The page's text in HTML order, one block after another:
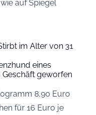
aufSpiegel
im Alter von 31
eines
geworfen
8,90 Euro
für 16 Euro je